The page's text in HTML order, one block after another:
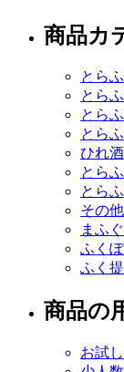
商品カ
とら
とら
とら
とら
ひれ
とら
とら
その
まふ
ふく
ふく
商品の
お試し